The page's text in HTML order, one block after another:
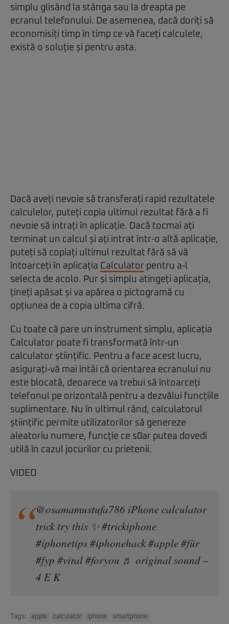
simplu glisând la stânga sau la dreapta pe
ecranul telefonului. De asemenea, dacă doriți să
economisiți timp în timp ce vă faceți calculele,
există o soluție și pentru asta.
Dacă aveți nevoie să transferați rapid rezultatele
calculelor, puteți copia ultimul rezultat fără a fi
nevoie să intrați în aplicație. Dacă tocmai ați
terminat un calcul și ați intrat într-o altă aplicație,
puteți să copiați ultimul rezultat fără să vă
întoarceți în aplicația Calculator pentru a-l
selecta de acolo. Pur și simplu atingeți aplicația,
țineți apăsat și va apărea o pictogramă cu
opțiunea de a copia ultima cifră.
Cu toate că pare un instrument simplu, aplicația
Calculator poate fi transformată într-un
calculator științific. Pentru a face acest lucru,
asigurați-vă mai întâi că orientarea ecranului nu
este blocată, deoarece va trebui să întoarceți
telefonul pe orizontală pentru a dezvălui funcțiile
suplimentare. Nu în ultimul rând, calculatorul
științific permite utilizatorilor să genereze
aleatoriu numere, funcție ce s0ar putea dovedi
utilă în cazul jocurilor cu prietenii.
VIDEO
@osamamustufa786 iPhone calculator
trick try this ✨#trickiphone
#iphonetips#iphonehack#apple#für
#fyp #viral#foryou ♬ original sound –
4 E K
Tags: apple calculator iphone smartphone